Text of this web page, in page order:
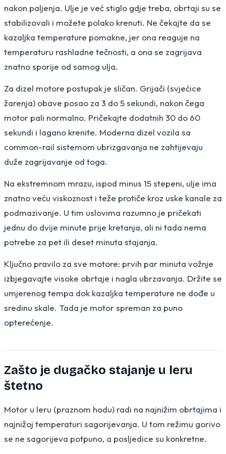
nakon paljenja. Ulje je već stiglo gdje treba, obrtaji su se
stabilizovali i možete polako krenuti. Ne čekajte da se
kazaljka temperature pomakne, jer ona reaguje na
temperaturu rashladne tečnosti, a ona se zagrijava
znatno sporije od samog ulja.
Za dizel motore postupak je sličan. Grijači (svjećice
žarenja) obave posao za 3 do 5 sekundi, nakon čega
motor pali normalno. Pričekajte dodatnih 30 do 60
sekundi i lagano krenite. Moderna dizel vozila sa
common-rail sistemom ubrizgavanja ne zahtijevaju
duže zagrijavanje od toga.
Na ekstremnom mrazu, ispod minus 15 stepeni, ulje ima
znatno veću viskoznost i teže protiče kroz uske kanale za
podmazivanje. U tim uslovima razumno je pričekati
jednu do dvije minute prije kretanja, ali ni tada nema
potrebe za pet ili deset minuta stajanja.
Ključno pravilo za sve motore: prvih par minuta vožnje
izbjegavajte visoke obrtaje i nagla ubrzavanja. Držite se
umjerenog tempa dok kazaljka temperature ne dođe u
sredinu skale. Tada je motor spreman za puno
opterećenje.
Zašto je dugačko stajanje u leru
štetno
Motor u leru (praznom hodu) radi na najnižim obrtajima i
najnižoj temperaturi sagorijevanja. U tom režimu gorivo
se ne sagorijeva potpuno, a posljedice su konkretne.